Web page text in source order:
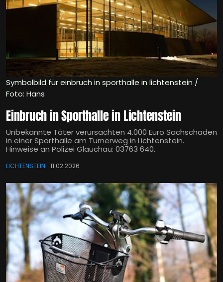
Symbolbild für einbruch in sporthalle in lichtenstein /
Foto: Hans
Einbruch in Sporthalle in Lichtenstein
Unbekannte Täter verursachten 4.000 Euro Sachschaden
in einer Sporthalle am Turnerweg in Lichtenstein.
Hinweise an Polizei Glauchau: 03763 640.
LICHTENSTEIN 11.02.2026